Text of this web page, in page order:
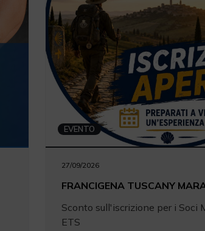
EVENTO
27/09/2026
FRANCIGENA TUSCANY
Sconto sull'iscrizione per i Soci
ETS